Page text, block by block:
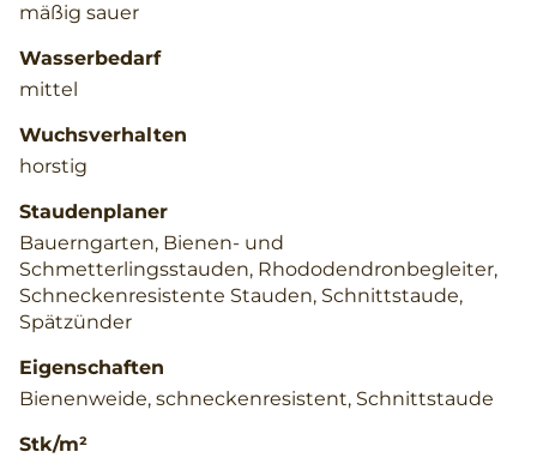
mäßig sauer
Wasserbedarf
mittel
Wuchsverhalten
horstig
Staudenplaner
Bauerngarten, Bienen- und
Schmetterlingsstauden, Rhododendronbegleiter,
Schneckenresistente Stauden, Schnittstaude,
Spätzünder
Eigenschaften
Bienenweide, schneckenresistent, Schnittstaude
Stk/m²